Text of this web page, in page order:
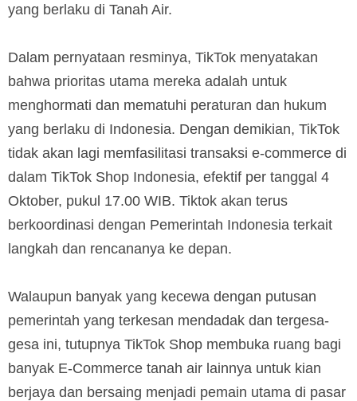
yang berlaku di Tanah Air.
Dalam pernyataan resminya, TikTok menyatakan
bahwa prioritas utama mereka adalah untuk
menghormati dan mematuhi peraturan dan hukum
yang berlaku di Indonesia. Dengan demikian, TikTok
tidak akan lagi memfasilitasi transaksi e-commerce di
dalam TikTok Shop Indonesia, efektif per tanggal 4
Oktober, pukul 17.00 WIB. Tiktok akan terus
berkoordinasi dengan Pemerintah Indonesia terkait
langkah dan rencananya ke depan.
Walaupun banyak yang kecewa dengan putusan
pemerintah yang terkesan mendadak dan tergesa-
gesa ini, tutupnya TikTok Shop membuka ruang bagi
banyak E-Commerce tanah air lainnya untuk kian
berjaya dan bersaing menjadi pemain utama di pasar